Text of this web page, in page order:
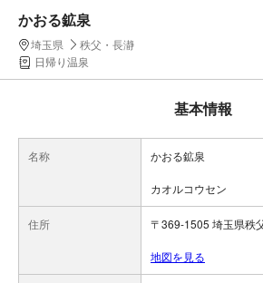
かおる鉱泉
埼玉県
秩父・長瀞
日帰り温泉
基本情報
名称 かおる鉱泉
カオルコウセン
住所 〒369-1505 埼玉県秩
地図を見る